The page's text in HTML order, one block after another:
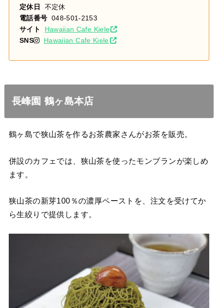
定休日
不定休
電話番号 048-501-2153
サイト
Hawaiian Cafe Kiele
SNS
Hawaiian Cafe Kiele
長峰園 鶴ヶ島本店
鶴ヶ島で狭山茶を作るお茶農家さんがお茶を販売。
併設のカフェでは、狭山茶を使ったモンブランが楽しめ
ます。
狭山茶の新芽100％の濃厚ペーストを、注文を受けてか
ら生絞りで提供します。